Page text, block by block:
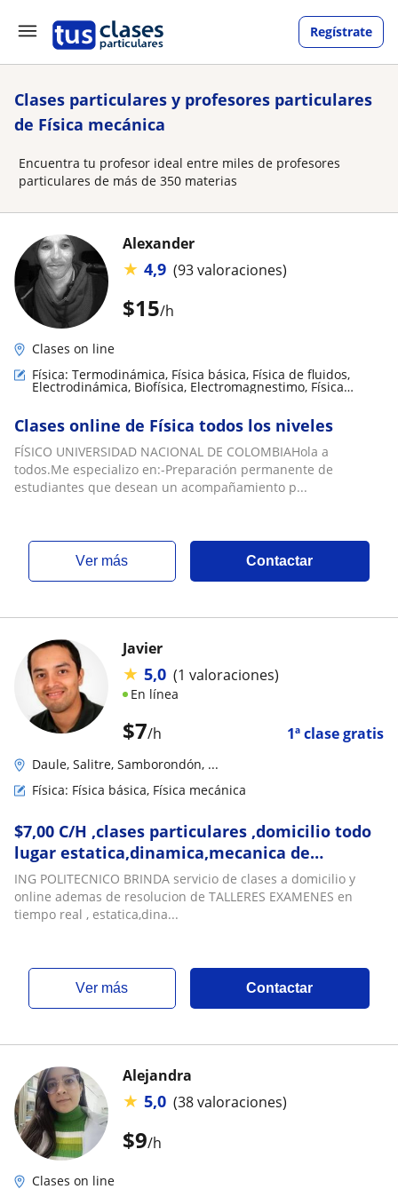
Regístrate
Clases particulares y profesores particulares
de Física mecánica
Encuentra tu profesor ideal entre miles de profesores
particulares de más de 350 materias
$15/h
Alexander
★ 4,9 (93 valoraciones)
Clases on line
Física: Termodinámica, Física básica, Física de fluidos,
Electrodinámica, Biofísica, Electromagnestimo, Física
Clases online de Física todos los niveles
FÍSICO UNIVERSIDAD NACIONAL DE COLOMBIAHola a
todos.Me especializo en:-Preparación permanente de
estudiantes que desean un acompañamiento p...
ver más Contactar
$7/h 1ª clase gratis
Javier
★ 5,0 (1 valoraciones)
En línea
Daule, Salitre, Samborondón, ...
Física: Física básica, Física mecánica
$7,00 C/H ,clases particulares ,domicilio todo
lugar estatica,dinamica,mecanica de
materiales ,estructuras ,diseño,calculo
integral,matematicas,fisica
ING POLITECNICO BRINDA servicio de clases a domicilio y
online ademas de resolucion de TALLERES EXAMENES en
tiempo real , estatica,dina...
ver más Contactar
$9/h
Alejandra
★ 5,0 (38 valoraciones)
Clases on line